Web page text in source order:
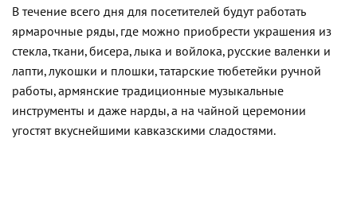
В течение всего дня для посетителей будут работать
ярмарочные ряды, где можно приобрести украшения из
стекла, ткани, бисера, лыка и войлока, русские валенки и
лапти, лукошки и плошки, татарские тюбетейки ручной
работы, армянские традиционные музыкальные
инструменты и даже нарды, а на чайной церемонии
угостят вкуснейшими кавказскими сладостями.